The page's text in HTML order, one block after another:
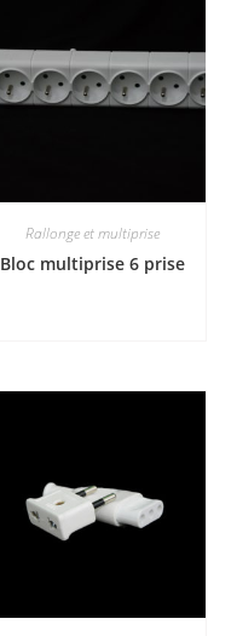
Rallonge et multiprise
Bloc multiprise 6 prise